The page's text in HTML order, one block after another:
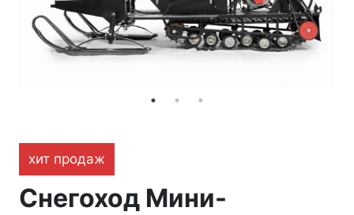
хит продаж
Снегоход Мини-